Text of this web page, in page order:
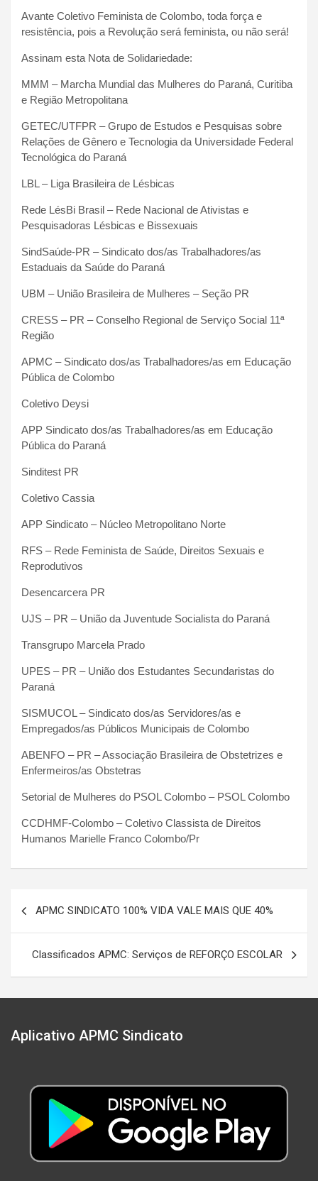
Avante Coletivo Feminista de Colombo, toda força e
resistência, pois a Revolução será feminista, ou não será!
Assinam esta Nota de Solidariedade:
MMM – Marcha Mundial das Mulheres do Paraná, Curitiba
e Região Metropolitana
GETEC/UTFPR – Grupo de Estudos e Pesquisas sobre
Relações de Gênero e Tecnologia da Universidade Federal
Tecnológica do Paraná
LBL – Liga Brasileira de Lésbicas
Rede LésBi Brasil – Rede Nacional de Ativistas e
Pesquisadoras Lésbicas e Bissexuais
SindSaúde-PR – Sindicato dos/as Trabalhadores/as
Estaduais da Saúde do Paraná
UBM – União Brasileira de Mulheres – Seção PR
CRESS – PR – Conselho Regional de Serviço Social 11ª
Região
APMC – Sindicato dos/as Trabalhadores/as em Educação
Pública de Colombo
Coletivo Deysi
APP Sindicato dos/as Trabalhadores/as em Educação
Pública do Paraná
Sinditest PR
Coletivo Cassia
APP Sindicato – Núcleo Metropolitano Norte
RFS – Rede Feminista de Saúde, Direitos Sexuais e
Reprodutivos
Desencarcera PR
UJS – PR – União da Juventude Socialista do Paraná
Transgrupo Marcela Prado
UPES – PR – União dos Estudantes Secundaristas do
Paraná
SISMUCOL – Sindicato dos/as Servidores/as e
Empregados/as Públicos Municipais de Colombo
ABENFO – PR – Associação Brasileira de Obstetrizes e
Enfermeiros/as Obstetras
Setorial de Mulheres do PSOL Colombo – PSOL Colombo
CCDHMF-Colombo – Coletivo Classista de Direitos
Humanos Marielle Franco Colombo/Pr
Post
APMC SINDICATO 100% VIDA VALE MAIS QUE 40%
Classificados APMC: Serviços de REFORÇO ESCOLAR
Aplicativo APMC Sindicato